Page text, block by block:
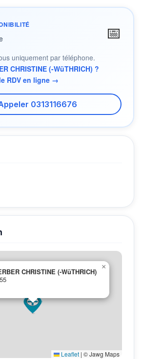
📅
uniquement par téléphone.
CHRISTINE (-WüTHRICH) ?
RDV en ligne →
0313116676
CHRISTINE (-WüTHRICH)
×
Leaflet | © Jawg Maps